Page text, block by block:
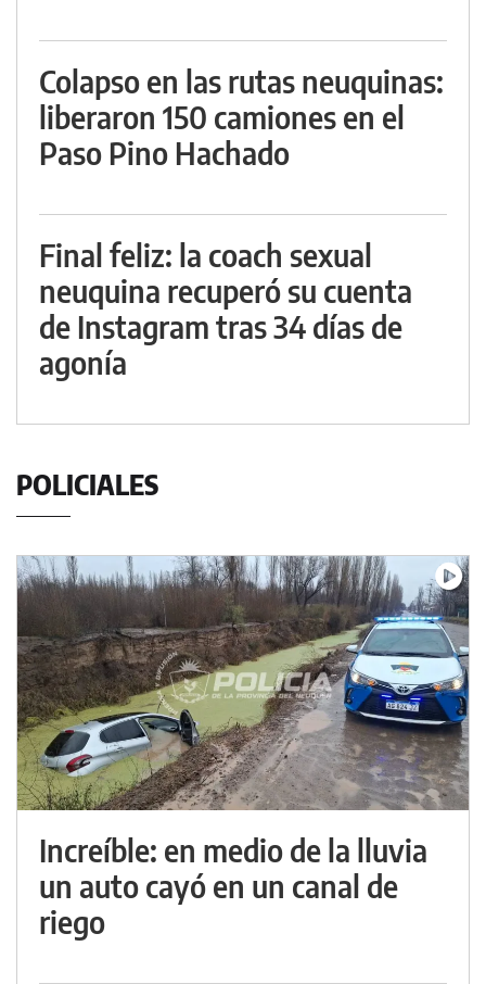
Colapso en las rutas neuquinas:
liberaron 150 camiones en el
Paso Pino Hachado
Final feliz: la coach sexual
neuquina recuperó su cuenta
de Instagram tras 34 días de
agonía
POLICIALES
Increíble: en medio de la lluvia
un auto cayó en un canal de
riego